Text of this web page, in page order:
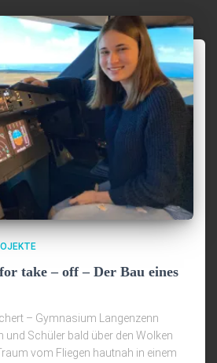
take – off – Der Bau eines
– Gymnasium Langenzenn
und Schüler bald über den Wolken
vom Fliegen hautnah in einem